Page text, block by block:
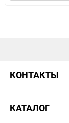
КОНТАКТЫ
КАТАЛОГ